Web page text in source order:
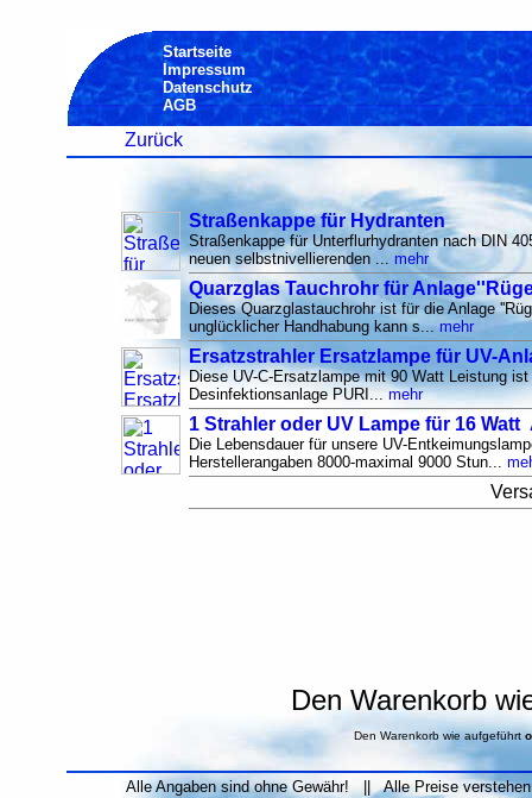
Startseite
Impressum
Datenschutz
AGB
Zurück
Straßenkappe für Hydranten
Straßenkappe für Unterflurhydranten nach DIN
neuen selbstnivellierenden ... mehr
Quarzglas Tauchrohr für
Dieses Quarzglastauchrohr ist für die Anlage
unglücklicher Handhabung kann s...mehr
Ersatzstrahler Ersatzlampe für UV-
Diese UV-C-Ersatzlampe mit 90 Watt Leistung
Desinfektionsanlage PURI... mehr
1 Strahler oder UV Lampe für 16
Die Lebensdauer für unsere UV-
Herstellerangaben 8000-maximal 9000 Stun...
Den Warenkorb
Den Warenkorb wie aufgeführt
Alle Angaben sind ohne Gewähr! || Alle Preise